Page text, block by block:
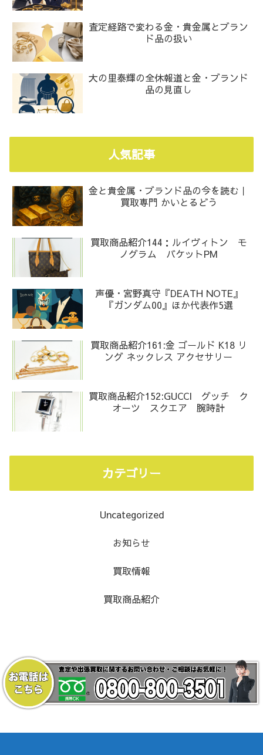
査定経路で変わる金・貴金属とブラン
ド品の扱い
大の里泰輝の全休報道と金・ブランド
品の見直し
人気記事
金と貴金属・ブランド品の今を読む｜
買取専門 かいとるどう
買取商品紹介144：ルイヴィトン モ
ノグラム バケットPM
声優・宮野真守『DEATH NOTE』
『ガンダム00』ほか代表作5選
買取商品紹介161:金 ゴールド K18 リ
ング ネックレス アクセサリー
買取商品紹介152:GUCCI グッチ ク
オーツ スクエア 腕時計
カテゴリー
Uncategorized
お知らせ
買取情報
買取商品紹介